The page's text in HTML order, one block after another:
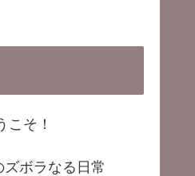
こそ！
ボラなる日常